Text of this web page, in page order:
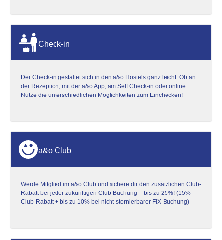
Check-in
Der Check-in gestaltet sich in den a&o Hostels ganz leicht. Ob an
der Rezeption, mit der a&o App, am Self Check-in oder online:
Nutze die unterschiedlichen Möglichkeiten zum Einchecken!
a&o Club
Werde Mitglied im a&o Club und sichere dir den zusätzlichen Club-
Rabatt bei jeder zukünftigen Club-Buchung – bis zu 25%! (15%
Club-Rabatt + bis zu 10% bei nicht-stornierbarer FIX-Buchung)